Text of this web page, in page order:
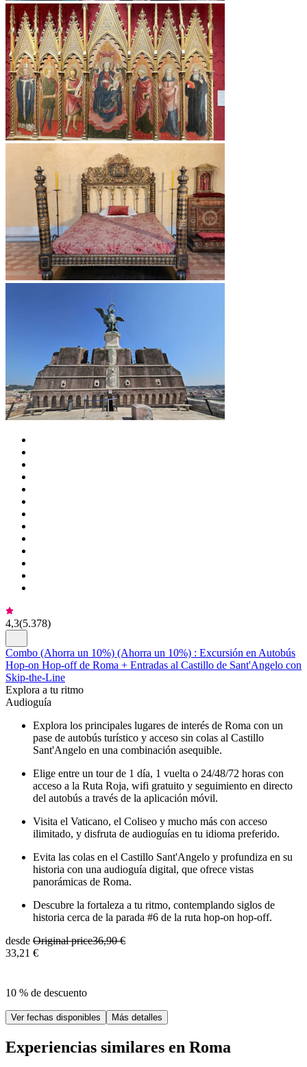
4,3(5.378)
Combo (Ahorra un 10%) (Ahorra un 10%) : Excursión en Autobús
Hop-on Hop-off de Roma + Entradas al Castillo de Sant'Angelo con
Skip-the-Line
Explora a tu ritmo
Audioguía
Explora los principales lugares de interés de Roma con un
pase de autobús turístico y acceso sin colas al Castillo
Sant'Angelo en una combinación asequible.
Elige entre un tour de 1 día, 1 vuelta o 24/48/72 horas con
acceso a la Ruta Roja, wifi gratuito y seguimiento en directo
del autobús a través de la aplicación móvil.
Visita el Vaticano, el Coliseo y mucho más con acceso
ilimitado, y disfruta de audioguías en tu idioma preferido.
Evita las colas en el Castillo Sant'Angelo y profundiza en su
historia con una audioguía digital, que ofrece vistas
panorámicas de Roma.
Descubre la fortaleza a tu ritmo, contemplando siglos de
historia cerca de la parada #6 de la ruta hop-on hop-off.
desde Original price36,90 €
33,21 €
10 % de descuento
Ver fechas disponibles Más detalles
Experiencias similares en Roma